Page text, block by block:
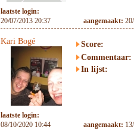
laatste login:
20/07/2013 20:37
aangemaakt:
Kari Bogé
Score:
Commentaar:
In lijst:
laatste login:
08/10/2020 10:44
aangemaakt: